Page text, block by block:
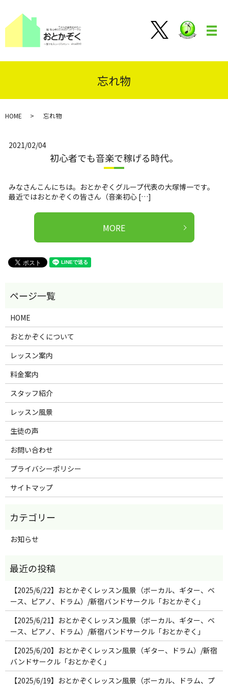
メ
忘れ物
HOME 忘れ物
2021/02/04
初心者でも音楽で稼げる時代。
みなさんこんにちは。おとかぞくグループ代表の大塚博一です。
最近ではおとかぞくの皆さん（音楽初心 […]
MORE
HOME
おとかぞくについて
レッスン案内
料金案内
スタッフ紹介
レッスン風景
生徒の声
お問い合わせ
プライバシーポリシー
サイトマップ
お知らせ
【2025/6/22】おとかぞくレッスン風景（ボーカル、ギター、ベ
ース、ピアノ、ドラム）/新宿バンドサークル「おとかぞく」
【2025/6/21】おとかぞくレッスン風景（ボーカル、ギター、ベ
ース、ピアノ、ドラム）/新宿バンドサークル「おとかぞく」
【2025/6/20】おとかぞくレッスン風景（ギター、ドラム）/新宿
バンドサークル「おとかぞく」
【2025/6/19】おとかぞくレッスン風景（ボーカル、ドラム、プ